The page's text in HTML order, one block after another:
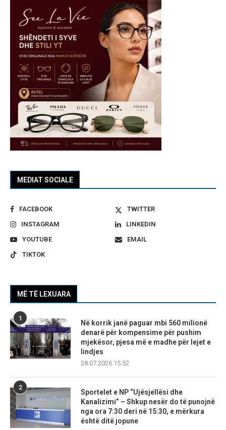
MEDIAT SOCIALE
FACEBOOK
TWITTER
INSTAGRAM
LINKEDIN
YOUTUBE
EMAIL
TIKTOK
MË TË LEXUARA
1
Në korrik janë paguar mbi 560 milionë
denarë për kompensime për pushim
mjekësor, pjesa më e madhe për lejet e
lindjes
28.07.2026 15:52
2
Sportelet e NP “Ujësjellësi dhe
Kanalizimi” – Shkup nesër do të punojnë
nga ora 7:30 deri në 15:30, e mërkura
është ditë jopune